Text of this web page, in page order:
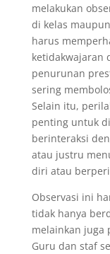
melakukan
di kelas
harus
ketidakwajaran
penurunan
sering
Selain itu,
penting untuk
berinteraksi
atau justru
diri atau
Observasi ini
tidak hanya
melainkan juga
Guru dan staf